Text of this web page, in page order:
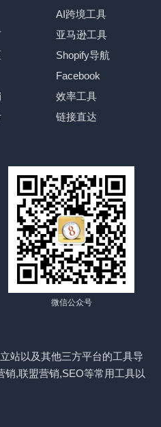
AI跨境工具
亚马逊工具
Shopify导航
Facebook
效率工具
链接直达
微信公众号
站以及其他三方平台的工具导
,联盟营销,SEO等常用工具以